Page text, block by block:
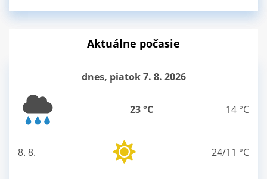
Aktuálne počasie
dnes, piatok 7. 8. 2026
23 °C 14 °C
sobota
8. 8. 24/11 °C